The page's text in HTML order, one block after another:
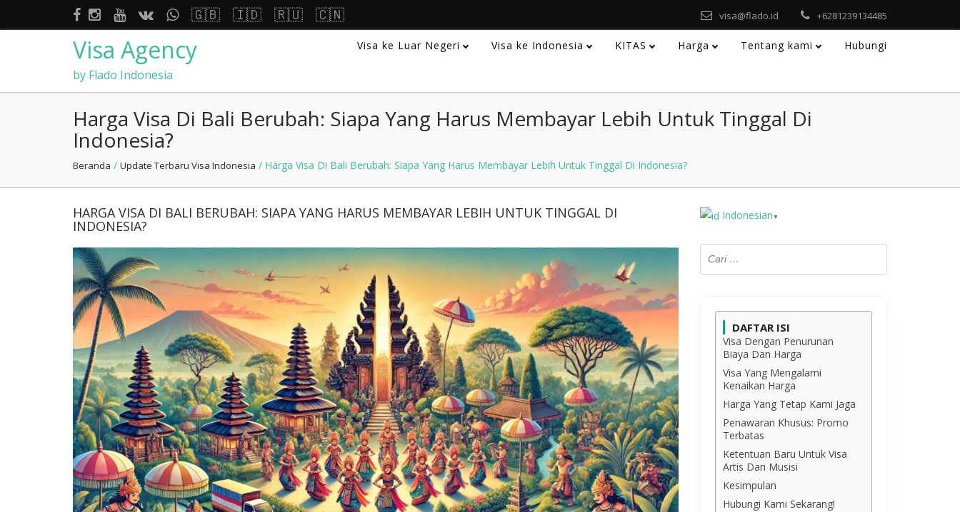
🇬🇧 🇮🇩 🇷🇺 🇨🇳 visa@flado.id +6281239134485
Visa Agency
by Flado Indonesia
Visa ke Luar Negeri Visa ke Indonesia KITAS Harga Tentang kami Hubungi
Harga Visa Di Bali Berubah: Siapa Yang Harus Membayar Lebih Untuk Tinggal Di
Indonesia?
Beranda / Update Terbaru Visa Indonesia / Harga Visa Di Bali Berubah: Siapa Yang Harus Membayar Lebih Untuk Tinggal Di Indonesia?
HARGA VISA DI BALI BERUBAH: SIAPA YANG HARUS MEMBAYAR LEBIH UNTUK TINGGAL DI
INDONESIA?
Indonesian ▼
DAFTAR ISI
Visa Dengan Penurunan
Biaya Dan Harga
Visa Yang Mengalami
Kenaikan Harga
Harga Yang Tetap Kami Jaga
Penawaran Khusus: Promo
Terbatas
Ketentuan Baru Untuk Visa
Artis Dan Musisi
Kesimpulan
Hubungi Kami Sekarang!